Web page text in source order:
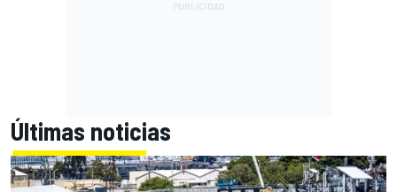
Últimas noticias